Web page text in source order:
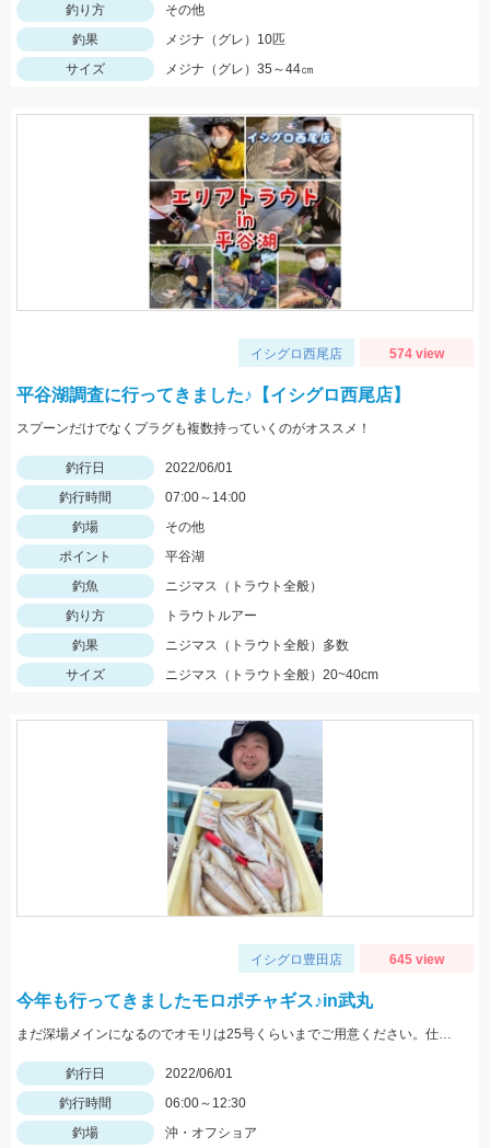
釣り方
その他
釣果
メジナ（グレ）10匹
サイズ
メジナ（グレ）35～44㎝
イシグロ西尾店 574 view
平谷湖調査に行ってきました♪【イシグロ西尾店】
スプーンだけでなくプラグも複数持っていくのがオススメ！
釣行日
2022/06/01
釣行時間
07:00～14:00
釣場
その他
ポイント
平谷湖
釣魚
ニジマス（トラウト全般）
釣り方
トラウトルアー
釣果
ニジマス（トラウト全般）多数
サイズ
ニジマス（トラウト全般）20~40cm
イシグロ豊田店 645 view
今年も行ってきましたモロポチャギス♪in武丸
まだ深場メインになるのでオモリは25号くらいまでご用意ください。仕掛けは8号針でOK
釣行日
2022/06/01
釣行時間
06:00～12:30
釣場
沖・オフショア